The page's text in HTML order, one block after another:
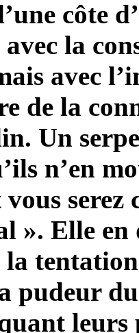
côte
la
avec
de la
Un
n’en
serez
». Elle
la
pudeur